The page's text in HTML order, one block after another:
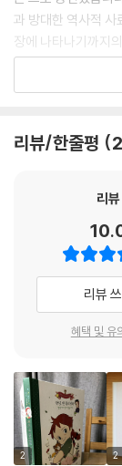
과 방대한 역사적 사
장에 나타나기까지
문학을 사랑하는
정하면서도 삶에 치
이의 메아리에 ‘비
반해서 그 섬에 꼭
리뷰/한줄평
리뷰
리뷰
혜택 및 유
2 2